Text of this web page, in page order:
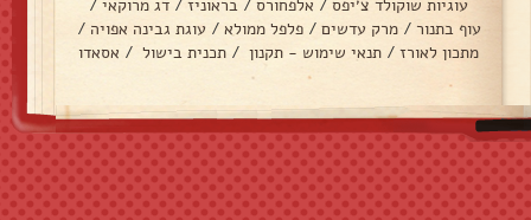
עוגיות שוקולד צ׳יפס / אלפחורס / בראוניז / דג מרוקאי /
עוף בתנור / מרק עדשים / פלפל ממולא / עוגת גבינה אפויה /
מתכון לאורז / תנאי שימוש - תקנון / תכנית בישול / אסאדו